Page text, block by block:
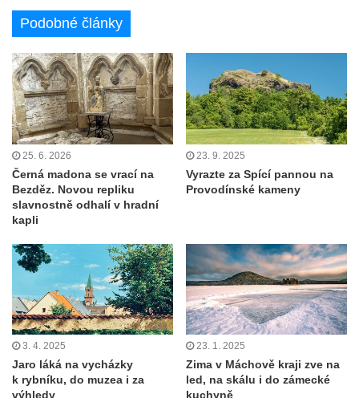
Podobné články
25. 6. 2026
Černá madona se vrací na
Bezděz. Novou repliku
slavnostně odhalí v hradní
kapli
23. 9. 2025
Vyrazte za Spící pannou na
Provodínské kameny
3. 4. 2025
Jaro láká na vycházky
k rybníku, do muzea i za
výhledy
23. 1. 2025
Zima v Máchově kraji zve na
led, na skálu i do zámecké
kuchyně